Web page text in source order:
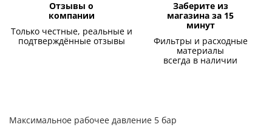
Отзывы о
компании
Только честные, реальные и
подтверждённые отзывы
Заберите из
магазина за 15
минут
Фильтры и расходные
материалы
всегда в наличии
Максимальное рабочее давление 5 бар